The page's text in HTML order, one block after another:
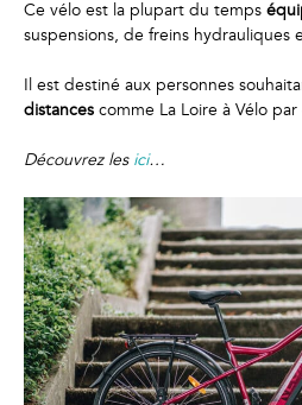
Ce vélo est la plupart du temps
suspensions, de freins hydrauliques
Il est destiné aux personnes
distances comme La Loire à Vélo
Découvrez les ici…